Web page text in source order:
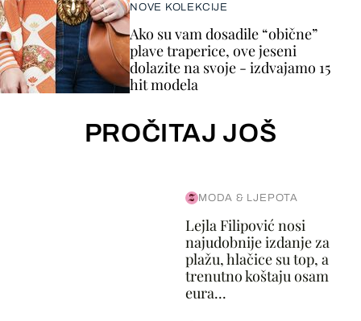
NOVE KOLEKCIJE
Ako su vam dosadile “obične”
plave traperice, ove jeseni
dolazite na svoje - izdvajamo 15
hit modela
PROČITAJ JOŠ
MODA & LJEPOTA
Lejla Filipović nosi
najudobnije izdanje za
plažu, hlačice su top, a
trenutno koštaju osam
eura...